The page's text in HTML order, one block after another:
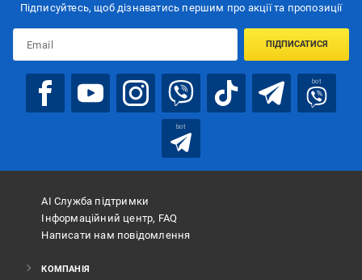
Підписуйтесь, щоб дізнаватись першим про акції та пропозиції
ПІДПИСАТИСЯ
bot
bot
АІ Служба підтримки
Інформаційний центр, FAQ
Написати нам повідомлення
КОМПАНІЯ